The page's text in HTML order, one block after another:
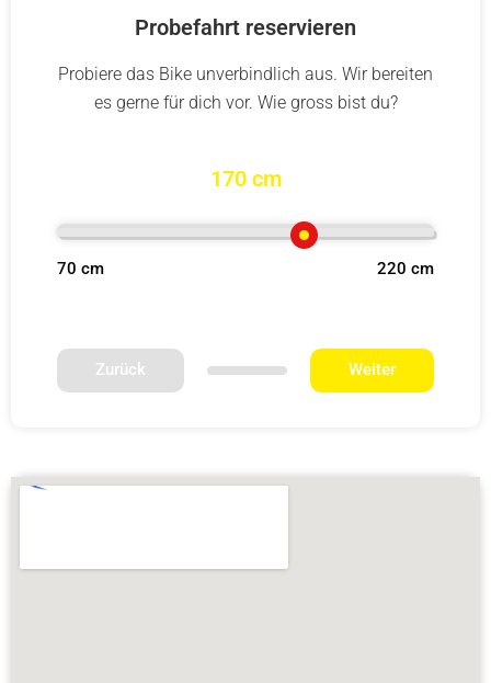
Probefahrt reservieren
Probiere das Bike unverbindlich aus. Wir bereiten
es gerne für dich vor. Wie gross bist du?
170 cm
70 cm 220 cm
Zurück Weiter